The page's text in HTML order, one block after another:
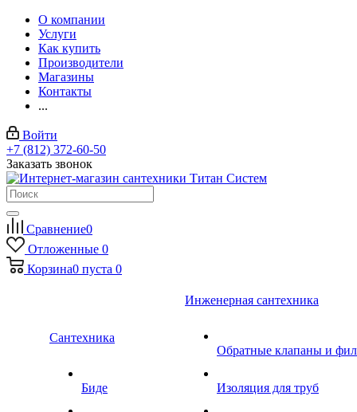
О компании
Услуги
Как купить
Производители
Магазины
Контакты
...
Войти
+7 (812) 372-60-50
Заказать звонок
Сравнение0
Отложенные 0
Корзина0 пуста 0
Сантехника
Биде
Инженерная сантехника
Обратные клапаны и
Изоляция для труб